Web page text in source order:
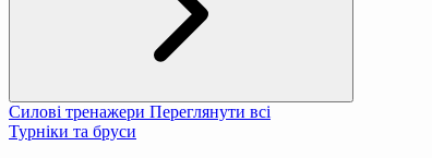
Силові тренажери Переглянути всі
Турніки та бруси